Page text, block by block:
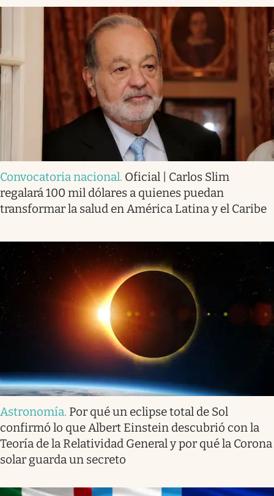
Convocatoria nacional. Oficial | Carlos Slim
regalará 100 mil dólares a quienes puedan
transformar la salud en América Latina y el Caribe
Astronomía. Por qué un eclipse total de Sol
confirmó lo que Albert Einstein descubrió con la
Teoría de la Relatividad General y por qué la Corona
solar guarda un secreto